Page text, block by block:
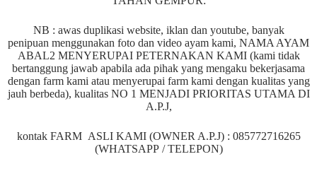
NB : awas duplikasi website, iklan dan youtube, banyak
penipuan menggunakan foto dan video ayam kami, NAMA AYAM
ABAL2 MENYERUPAI PETERNAKAN KAMI (kami tidak
bertanggung jawab apabila ada pihak yang mengaku bekerjasama
dengan farm kami atau menyerupai farm kami dengan kualitas yang
jauh berbeda), kualitas NO 1 MENJADI PRIORITAS UTAMA DI
A.P.J,
kontak FARM ASLI KAMI (OWNER A.P.J) : 085772716265
(WHATSAPP / TELEPON)